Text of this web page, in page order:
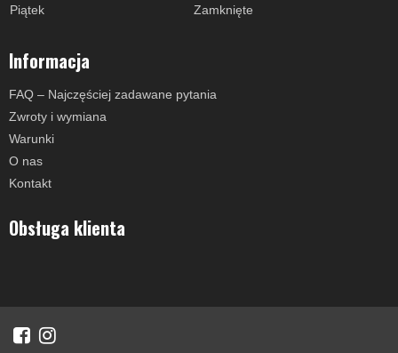
Piątek
Zamknięte
Informacja
FAQ – Najczęściej zadawane pytania
Zwroty i wymiana
Warunki
O nas
Kontakt
Obsługa klienta